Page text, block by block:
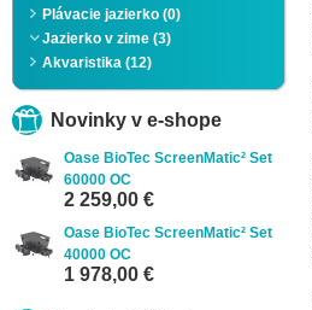
Plávacie jazierko (0)
Jazierko v zime (3)
Akvaristika (12)
Novinky v e-shope
Oase BioTec ScreenMatic² Set
60000 OC
2 259,00 €
Oase BioTec ScreenMatic² Set
40000 OC
1 978,00 €